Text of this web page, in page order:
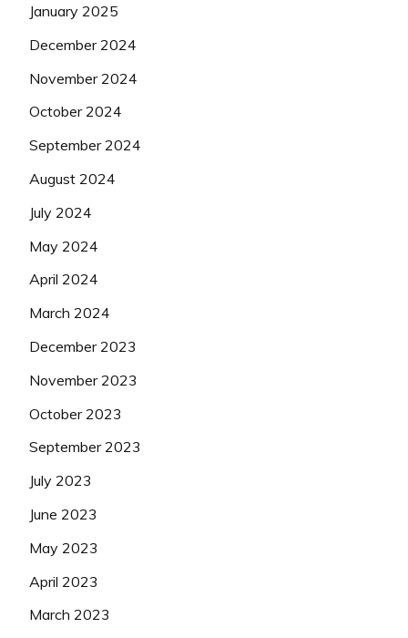
January 2025
December 2024
November 2024
October 2024
September 2024
August 2024
July 2024
May 2024
April 2024
March 2024
December 2023
November 2023
October 2023
September 2023
July 2023
June 2023
May 2023
April 2023
March 2023